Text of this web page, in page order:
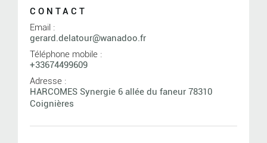
CONTACT
Email :
gerard.delatour@wanadoo.fr
Téléphone mobile :
+33674499609
Adresse :
HARCOMES Synergie 6 allée du faneur 78310
Coignières